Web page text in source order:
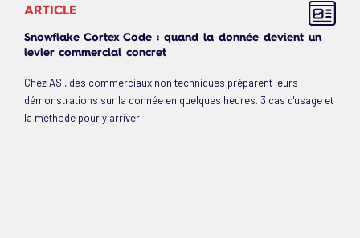
ARTICLE
Snowflake Cortex Code : quand la donnée devient un
levier commercial concret
Chez ASI, des commerciaux non techniques préparent leurs
démonstrations sur la donnée en quelques heures. 3 cas d'usage et
la méthode pour y arriver.